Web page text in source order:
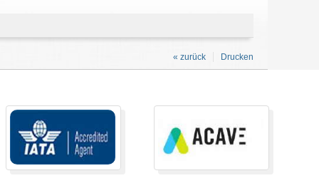
Drucken
« zurück